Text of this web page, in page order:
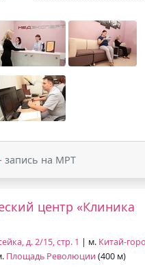
запись на МРТ
центр «Клиника
д. 2/15, стр. 1 | м. Китай-
Площадь Революции (400 м)